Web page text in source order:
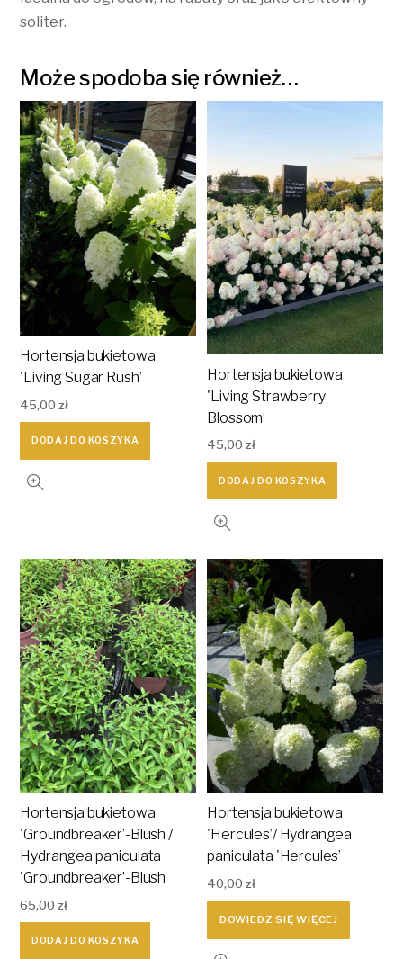
soliter.
Może spodoba się również…
Hortensja bukietowa
'Living Sugar Rush’
45,00zł
DODAJ DO KOSZYKA
Hortensja bukietowa
'Living Strawberry
Blossom’
45,00zł
DODAJ DO KOSZYKA
Hortensja bukietowa
'Groundbreaker’-Blush /
Hydrangea paniculata
'Groundbreaker’-Blush
65,00zł
DODAJ DO KOSZYKA
Hortensja bukietowa
'Hercules’/ Hydrangea
paniculata 'Hercules’
40,00zł
DOWIEDZ SIĘ WIĘCEJ